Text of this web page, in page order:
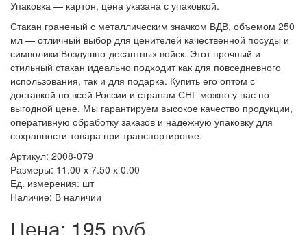
Упаковка — картон, цена указана с упаковкой.
Стакан граненый с металлическим значком ВДВ, объемом 250
мл — отличный выбор для ценителей качественной посуды и
символики Воздушно-десантных войск. Этот прочный и
стильный стакан идеально подходит как для повседневного
использования, так и для подарка. Купить его оптом с
доставкой по всей России и странам СНГ можно у нас по
выгодной цене. Мы гарантируем высокое качество продукции,
оперативную обработку заказов и надежную упаковку для
сохранности товара при транспортировке.
Артикул: 2008-079
Размеры: 11.00 х 7.50 х 0.00
Ед. измерения: шт
Наличие: В наличии
Цена: 195 руб.